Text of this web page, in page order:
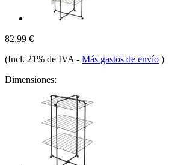
82,99 €
(Incl. 21% de IVA - Más gastos de envío )
Dimensiones: